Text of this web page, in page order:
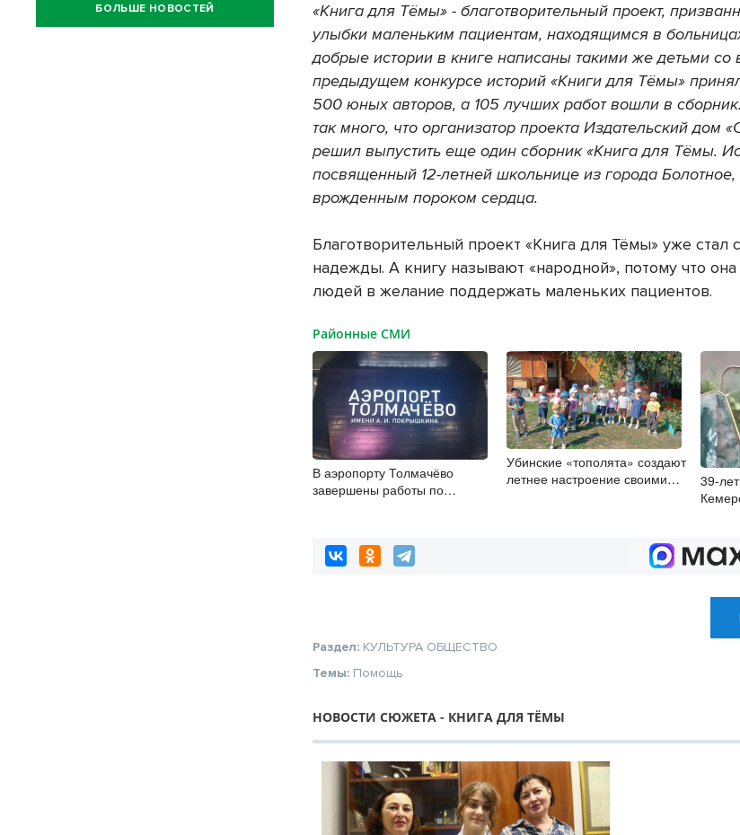
«Книга для Тёмы» - благотворительный проект,
улыбки маленьким пациентам, находящимся в
добрые истории в книге написаны такими же детьми со
предыдущем конкурсе историй «Книги для Тёмы»
500 юных авторов, а 105 лучших работ вошли в
так много, что организатор проекта Издательский дом
решил выпустить еще один сборник «Книга для Тёмы.
посвященный 12-летней школьнице из города
врожденным пороком сердца.
Благотворительный проект «Книга для Тёмы» уже стал
надежды. А книгу называют «народной», потому что
людей в желание поддержать маленьких пациентов.
Районные СМИ
В аэропорту Толмачёво
завершены работы по
Убинские «тополята» создают
летнее настроение своими
39-
Раздел: КУЛЬТУРА ОБЩЕСТВО
Темы: Помощь
НОВОСТИ СЮЖЕТА - КНИГА ДЛЯ ТЁМЫ
БОЛЬШЕ НОВОСТЕЙ